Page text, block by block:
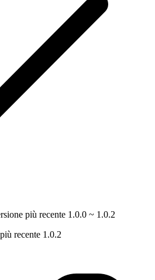
più recente 1.0.0 ~ 1.0.2
recente 1.0.2